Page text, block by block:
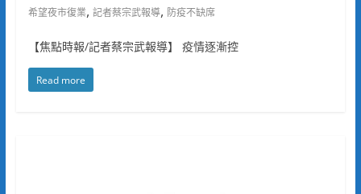
希望夜市復業, 記者蔡宗武報導, 防疫不缺席
【焦點時報/記者蔡宗武報導】 疫情逐漸控
Read more